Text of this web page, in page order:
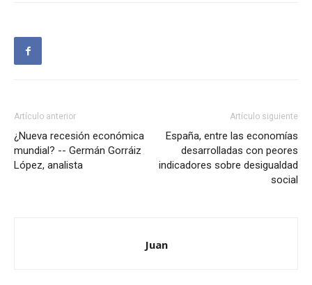
Artículo anterior
¿Nueva recesión económica
mundial? -- Germán Gorráiz
López, analista
Artículo siguiente
España, entre las economías
desarrolladas con peores
indicadores sobre desigualdad
social
Juan